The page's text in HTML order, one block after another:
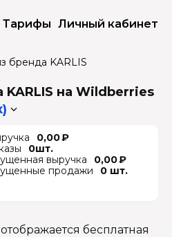
Тарифы Личный кабинет
бренда KARLIS
на Wildberries
0,00 ₽
0шт.
выручка
0,00 ₽
продажи
0 шт.
бесплатная